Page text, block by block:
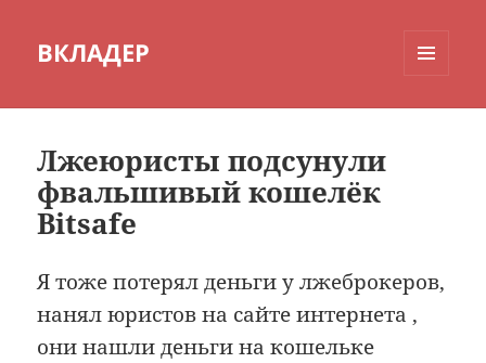
ВКЛАДЕР
Лжеюристы подсунули
фвальшивый кошелёк
Bitsafe
Я тоже потерял деньги у лжеброкеров,
нанял юристов на сайте интернета ,
они нашли деньги на кошельке